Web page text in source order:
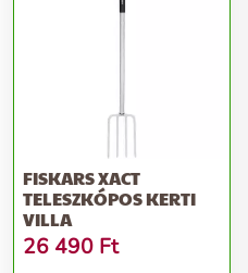
FISKARS XACT
TELESZKÓPOS KERTI
VILLA
26 490 Ft